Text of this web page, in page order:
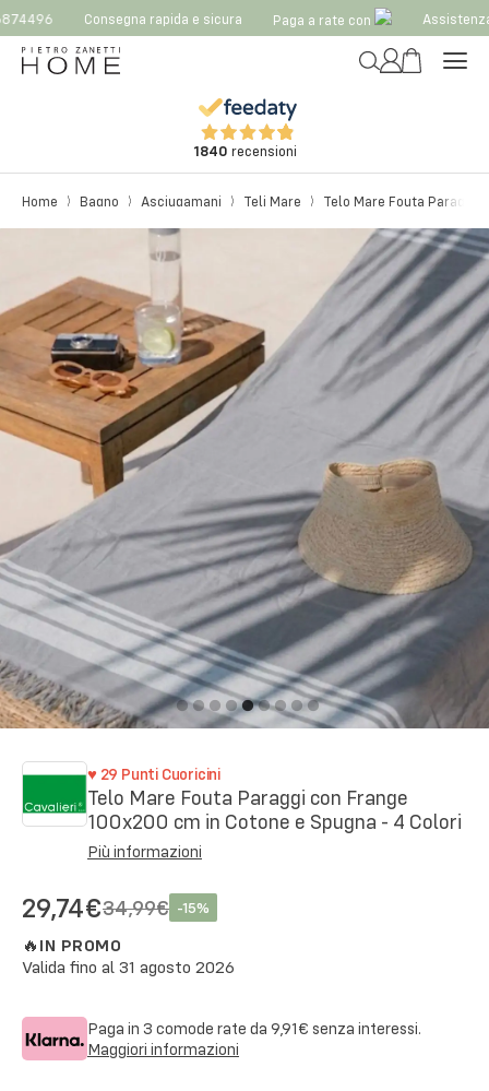
Consegna rapida e sicura Paga a rate con Assistenza
1840 recensioni
Home Bagno Asciugamani Teli Mare Telo Mare Fouta Paraggi
♥ 29 Punti Cuoricini
Telo Mare Fouta Paraggi con Frange
100x200 cm in Cotone e Spugna - 4 Colori
Più informazioni
29,74€34,99€ -15%
🔥 IN PROMO
Valida fino al 31 agosto 2026
Paga in 3 comode rate da 9,91€ senza interessi.
Maggiori informazioni